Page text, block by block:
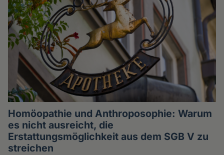
Homöopathie und Anthroposophie: Warum
es nicht ausreicht, die
Erstattungsmöglichkeit aus dem SGB V zu
streichen